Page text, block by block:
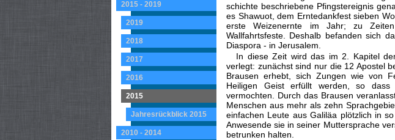
2015 - 2019
2019
2018
2017
2016
2015
Jahresrückblick 2015
2010 - 2014
schichte beschriebene Pfingstereignis
es Shawuot, dem Erntedankfest sieben
erste Weizenernte im Jahr; zu
Wallfahrtsfeste. Deshalb befanden sich
Diaspora - in Jerusa­lem.
In diese Zeit wird das im 2. Kapitel
verlegt: zunächst sind nur die 12 Apostel
Brausen erhebt, sich Zungen wie von
Heiligen Geist erfüllt werden, so
vermochten. Durch das Brausen
Menschen aus mehr als zehn
einfachen Leute aus Galiläa plötzlich in
Anwesende sie in seiner Muttersprache
betrunken halten.